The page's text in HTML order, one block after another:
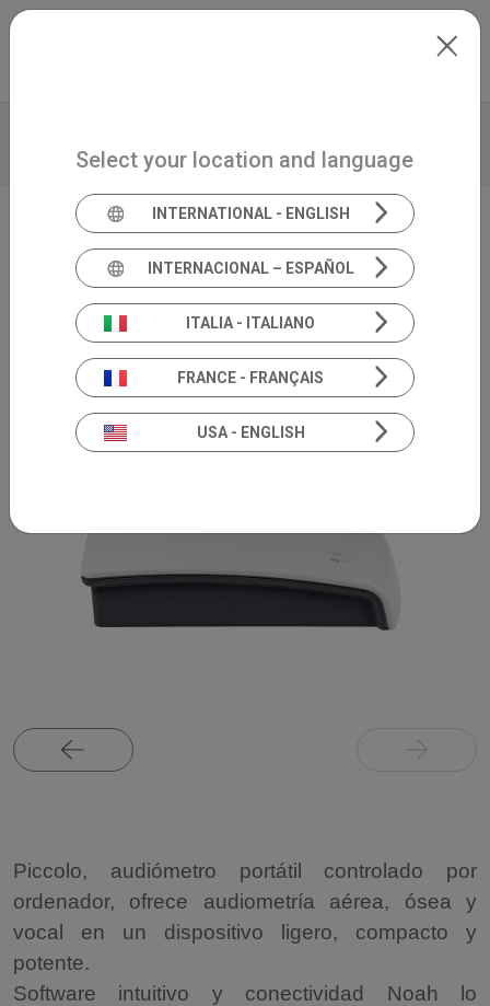
Skip to main content
INFORMACIÓN DE PRODUCTO
Portátil por PC
Piccolo
Piccolo, audiómetro portátil controlado por
ordenador, ofrece audiometría aérea, ósea y
vocal en un dispositivo ligero, compacto y
potente.
Software intuitivo y conectividad Noah lo
Select your location and language
INTERNATIONAL - ENGLISH
INTERNACIONAL – ESPAÑOL
ITALIA - ITALIANO
FRANCE - FRANÇAIS
USA - ENGLISH